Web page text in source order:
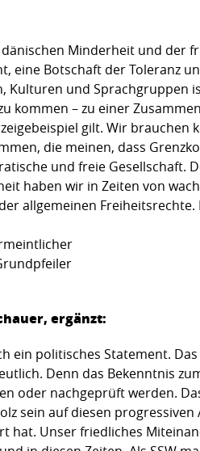
Minderheit und der
eine Botschaft der Toleranz
und Sprachgruppen
kommen – zu einer
gilt. Wir brauchen
die meinen, dass
und freie Gesellschaft.
haben wir in Zeiten von
allgemeinen
ergänzt:
ein politisches Statement.
Denn das Bekenntnis
oder nachgeprüft werden.
sein auf diesen progressiven
hat. Unser friedliches